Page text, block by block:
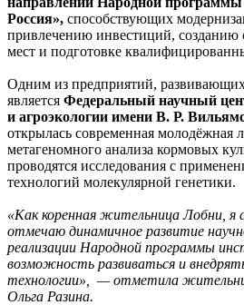
Россия», способствующих
привлечению инвестиций, созданию
мест и подготовке
Одним из предприятий,
является Федеральный научный
и агроэкологии имени В. Р.
открылась современная молодёжная
метагеномного анализа кормовых
проводятся исследования с
технологий молекулярной генетики.
«Как коренная жительница Лобни, я
отмечаю динамичное развитие
реализации Народной программы
возможность развиваться и
технологии», — отметила
Ольга Разина.